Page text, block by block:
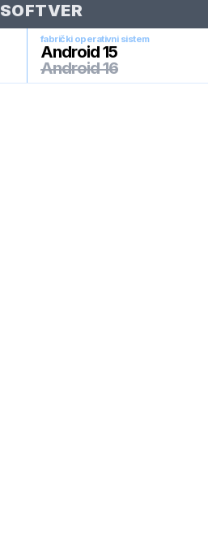
SOFTVER
fabrički operativni sistem
Android 15
Android 16